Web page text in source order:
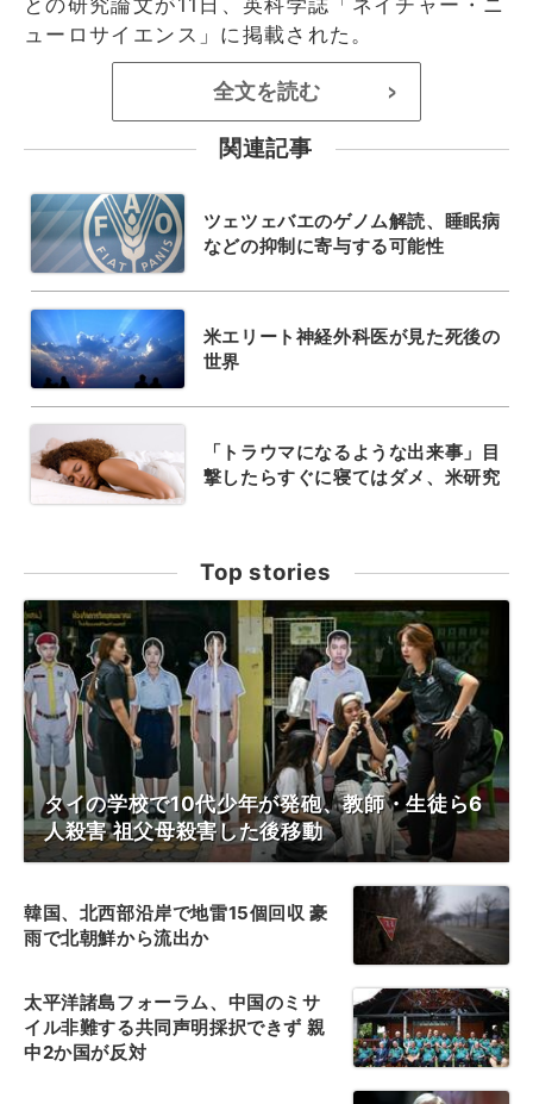
ューロサイエンス」に掲載された。
全文を読む >
関連記事
ツェツェバエのゲノム解読、睡眠病
などの抑制に寄与する可能性
米エリート神経外科医が見た死後の
世界
「トラウマになるような出来事」目
撃したらすぐに寝てはダメ、米研究
Top stories
タイの学校で10代少年が発砲、教師・生徒ら6
人殺害 祖父母殺害した後移動
韓国、北西部沿岸で地雷15個回収 豪
雨で北朝鮮から流出か
太平洋諸島フォーラム、中国のミサ
イル非難する共同声明採択できず 親
中2か国が反対